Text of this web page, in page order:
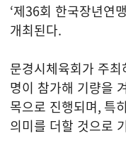
‘제36회 한국장년연
개최된다.
문경시체육회가 주
명이 참가해 기량을
목으로 진행되며, 특히
의미를 더할 것으로